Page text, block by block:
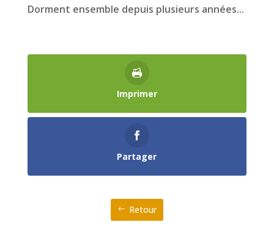
Dorment ensemble depuis plusieurs années...
Imprimer
Partager
Retour